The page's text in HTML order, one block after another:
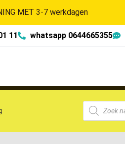
MET 3-7 werkdagen
11 whatsapp 0644665355